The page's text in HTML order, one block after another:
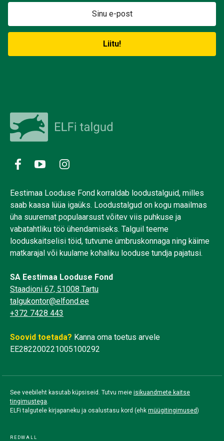
Eestimaa Looduse Fond korraldab loodustalguid, milles
saab kaasa lüüa igaüks. Loodustalgud on kogu maailmas
üha suuremat populaarsust võitev viis puhkuse ja
vabatahtliku töö ühendamiseks. Talguil teeme
looduskaitselisi töid, tutvume ümbruskonnaga ning käime
matkarajal või kuulame kohaliku looduse tundja pajatusi.
SA Eestimaa Looduse Fond
Staadioni 67, 51008 Tartu
talgukontor@elfond.ee
+372 7428 443
Soovid toetada? Kanna oma toetus arvele
EE282200221005100292
See veebileht kasutab küpsiseid. Tutvu meie isikuandmete kaitse
tingimustega.
ELFi talgutele kirjapaneku ja osalustasu kord (ehk müügitingimused)
REDWALL